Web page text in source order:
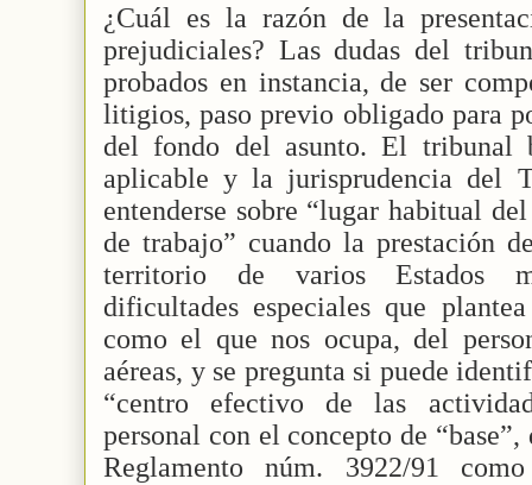
¿Cuál es la razón de la
prejudiciales? Las dudas del
probados en instancia, de ser
litigios, paso previo obligado para
del fondo del asunto. El tribunal
aplicable y la jurisprudencia del
entenderse sobre “lugar habitual
de trabajo” cuando la prestación
territorio de varios Estados
dificultades especiales que
como el que nos ocupa, del
aéreas, y se pregunta si puede
“centro efectivo de las
personal con el concepto de
Reglamento núm. 3922/91